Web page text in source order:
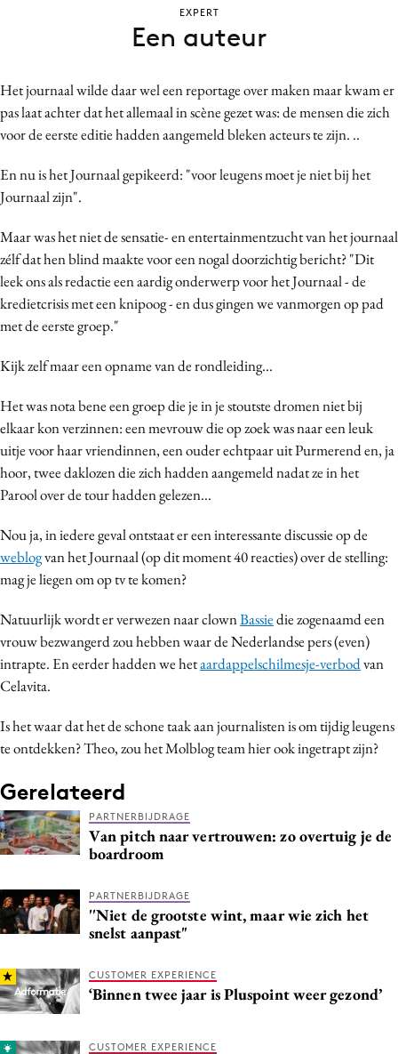
Contentmarketing
Craft
Data & Insights
Design
Digital transformation
Diversiteit
Effectiviteit
Gedragsverandering
Influencer marketing
Interne communicatie
Media
Merkstrategie
PR
Programmatic
Reputatie & crisis
Het journaal wilde daar wel een reportage over maken maar kwam er
pas laat achter dat het allemaal in scène gezet was: de mensen die zich
voor de eerste editie hadden aangemeld bleken acteurs te zijn. ..
En nu is het Journaal gepikeerd: "voor leugens moet je niet bij het
Journaal zijn".
Maar was het niet de sensatie- en entertainmentzucht van het journaal
zélf dat hen blind maakte voor een nogal doorzichtig bericht? "Dit
leek ons als redactie een aardig onderwerp voor het Journaal - de
kredietcrisis met een knipoog - en dus gingen we vanmorgen op pad
met de eerste groep."
Kijk zelf maar een opname van de rondleiding...
Het was nota bene een groep die je in je stoutste dromen niet bij
elkaar kon verzinnen: een mevrouw die op zoek was naar een leuk
uitje voor haar vriendinnen, een ouder echtpaar uit Purmerend en, ja
hoor, twee daklozen die zich hadden aangemeld nadat ze in het
Parool over de tour hadden gelezen...
Nou ja, in iedere geval ontstaat er een interessante discussie op de
weblogvan het Journaal (op dit moment 40 reacties) over de stelling:
mag je liegen om op tv te komen?
Natuurlijk wordt er verwezen naar clownBassiedie zogenaamd een
vrouw bezwangerd zou hebben waar de Nederlandse pers (even)
intrapte. En eerder hadden we hetaardappelschilmesje-verbodvan
Celavita.
Is het waar dat het de schone taak aan journalisten is om tijdig leugens
te ontdekken? Theo, zou het Molblog team hier ook ingetrapt zijn?
Gerelateerd
PARTNERBIJDRAGE
Van pitch naar vertrouwen: zo overtuig je de
boardroom
PARTNERBIJDRAGE
''Niet de grootste wint, maar wie zich het
snelst aanpast"
CUSTOMER EXPERIENCE
‘Binnen twee jaar is Pluspoint weer gezond’
CUSTOMER EXPERIENCE
EXPERT
Een auteur